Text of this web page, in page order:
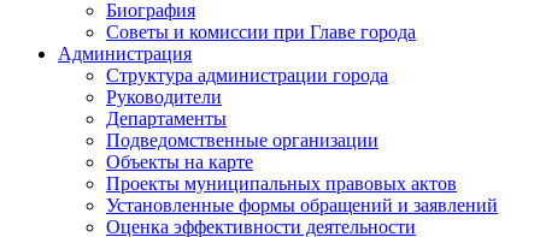
Биография
Советы и комиссии при Главе города
Администрация
Структура администрации города
Руководители
Департаменты
Подведомственные организации
Объекты на карте
Проекты муниципальных правовых актов
Установленные формы обращений и заявлений
Оценка эффективности деятельности